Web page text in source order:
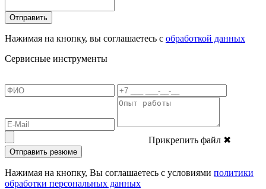
Отправить
Нажимая на кнопку, вы соглашаетесь с обработкой данных
Сервисные инструменты
Прикрепить файл ✖
Отправить резюме
Нажимая на кнопку, Вы соглашаетесь с условиями политики
обработки персональных данных